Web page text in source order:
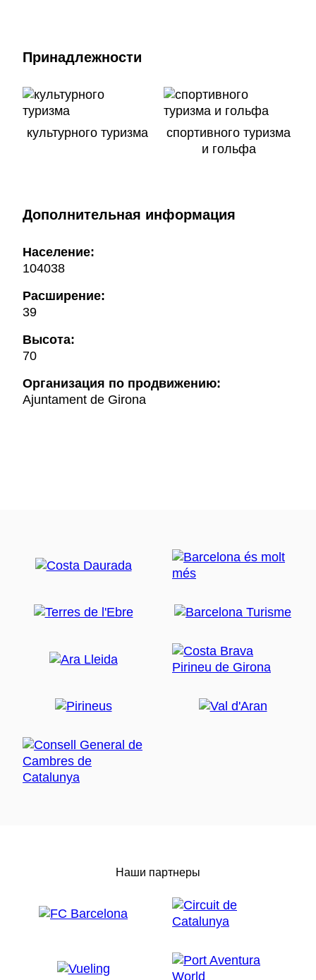
Принадлежности
культурного туризма
спортивного туризма
и гольфа
Дополнительная информация
Население:
104038
Расширение:
39
Высота:
70
Oрганизация по продвижению:
Ajuntament de Girona
Наши партнеры